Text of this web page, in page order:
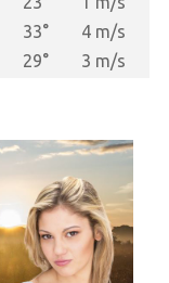
33°
4 m/s
29° 3 m/s